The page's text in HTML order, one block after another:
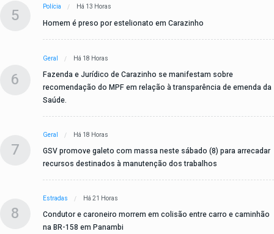
5 Polícia Há 13 Horas
Homem é preso por estelionato em Carazinho
6
Geral Há 18 Horas
Fazenda e Jurídico de Carazinho se manifestam sobre
recomendação do MPF em relação à transparência de emenda da
Saúde.
7
Geral Há 18 Horas
GSV promove galeto com massa neste sábado (8) para arrecadar
recursos destinados à manutenção dos trabalhos
8
Estradas Há 21 Horas
Condutor e caroneiro morrem em colisão entre carro e caminhão
na BR-158 em Panambi